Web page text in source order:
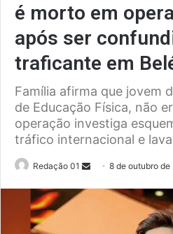
é morto em
após ser
traficante em
Família afirma que jovem
de Educação Física, não
operação investiga
tráfico internacional e
Redação 01
Send8 de outubro de